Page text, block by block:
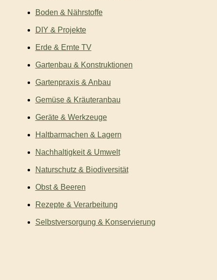
Boden & Nährstoffe
DIY & Projekte
Erde & Ernte TV
Gartenbau & Konstruktionen
Gartenpraxis & Anbau
Gemüse & Kräuteranbau
Geräte & Werkzeuge
Haltbarmachen & Lagern
Nachhaltigkeit & Umwelt
Naturschutz & Biodiversität
Obst & Beeren
Rezepte & Verarbeitung
Selbstversorgung & Konservierung